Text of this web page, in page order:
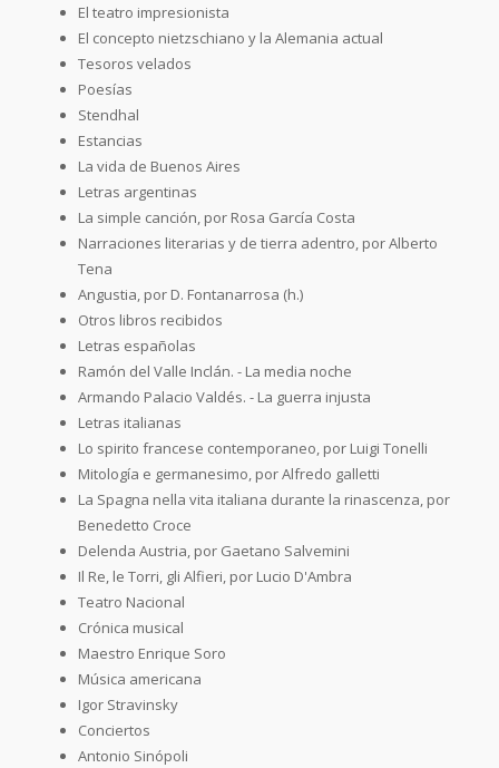
El teatro impresionista
El concepto nietzschiano y la Alemania actual
Tesoros velados
Poesías
Stendhal
Estancias
La vida de Buenos Aires
Letras argentinas
La simple canción, por Rosa García Costa
Narraciones literarias y de tierra adentro, por Alberto
Tena
Angustia, por D. Fontanarrosa (h.)
Otros libros recibidos
Letras españolas
Ramón del Valle Inclán. - La media noche
Armando Palacio Valdés. - La guerra injusta
Letras italianas
Lo spirito francese contemporaneo, por Luigi Tonelli
Mitología e germanesimo, por Alfredo galletti
La Spagna nella vita italiana durante la rinascenza, por
Benedetto Croce
Delenda Austria, por Gaetano Salvemini
Il Re, le Torri, gli Alfieri, por Lucio D'Ambra
Teatro Nacional
Crónica musical
Maestro Enrique Soro
Música americana
Igor Stravinsky
Conciertos
Antonio Sinópoli